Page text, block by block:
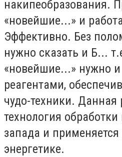
накипеобразования.
«новейшие...» и
Эффективно. Без
нужно сказать и Б...
«новейшие...» нужно
реагентами,
чудо-техники. Данная
технология
запада и применяется
энергетике.